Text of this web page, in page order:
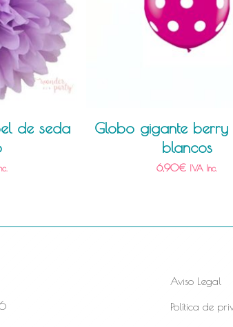
de seda
Globo gigante berry
blancos
6,90€ IVA Inc.
Aviso Legal
Política de